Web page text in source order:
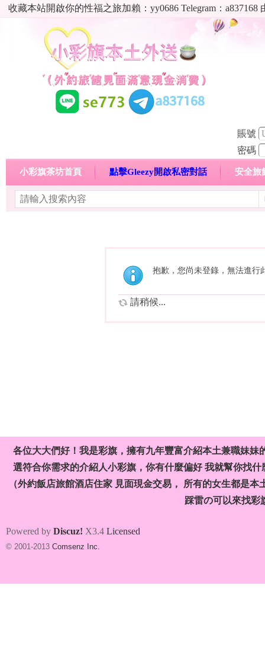
收藏本站開啟你的性福之旅加賴：yy0686 Telegram：
賬號
密碼
小彩旗茶坊首頁 點擊Gleezy開啟私密對話 安全旅
抱歉，您尚未登錄，無法進行
請稍候...
各位大大們好！我是彩旗，擁有九年豐富介紹本土兼職妹
選符合你需求的介紹人小彩旗，你有什麼偏好 我就幫你找
（外約飯店旅館酒店住家 見面現金交易， 所有的女生都是
踩雷の可以來找彩
Powered by Discuz! X3.4 Licensed
© 2001-2013 Comsenz Inc.